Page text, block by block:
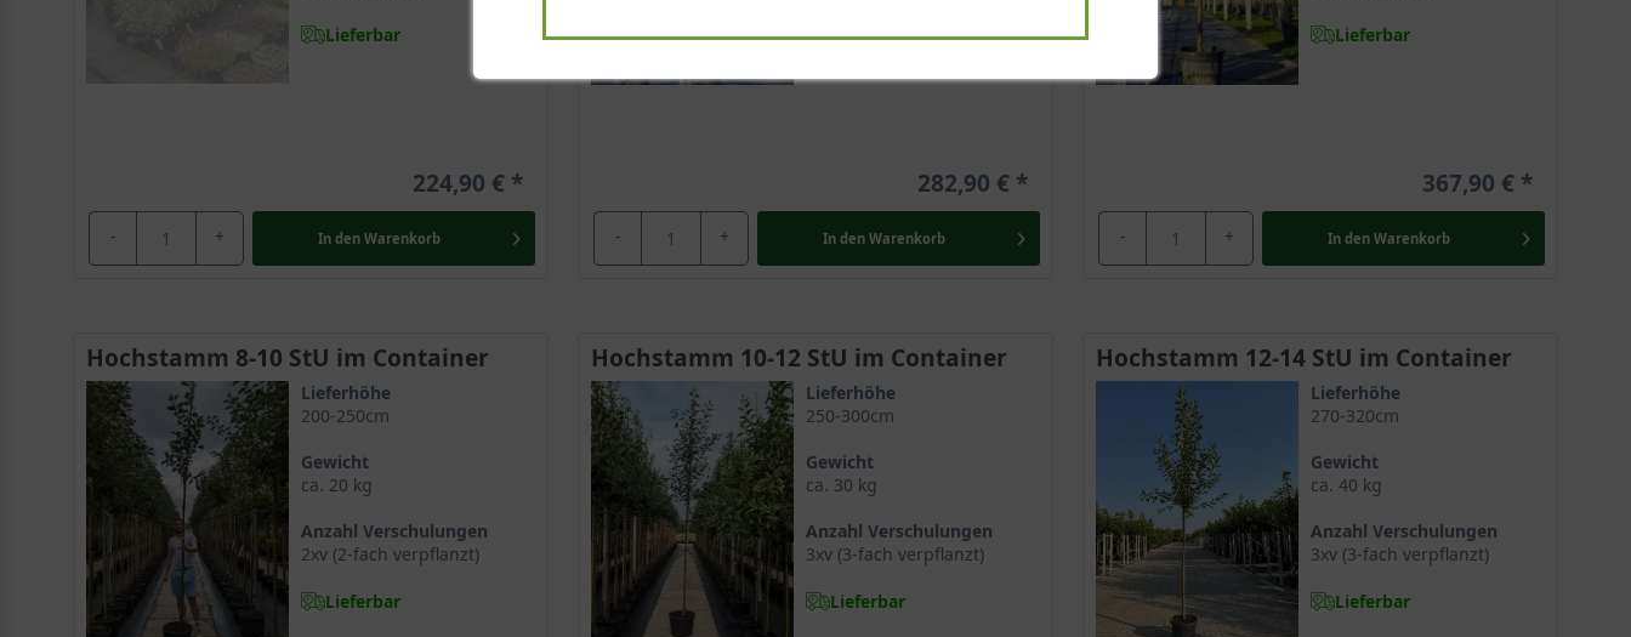
Lieferbar
224,90 €
- + In den Warenkorb
Lieferbar
282,90 €
- + In den Warenkorb
Lieferbar
367,90 €
- + In den Warenkorb
Hochstamm 8-10 StU im Container
Lieferhöhe
200-250cm
Gewicht
ca. 20 kg
Anzahl Verschulungen
2xv (2-fach verpflanzt)
Lieferbar
Hochstamm 10-12 StU im Container
Lieferhöhe
250-300cm
Gewicht
ca. 30 kg
Anzahl Verschulungen
3xv (3-fach verpflanzt)
Lieferbar
Hochstamm 12-14 StU im Container
Lieferhöhe
270-320cm
Gewicht
ca. 40 kg
Anzahl Verschulungen
3xv (3-fach verpflanzt)
Lieferbar